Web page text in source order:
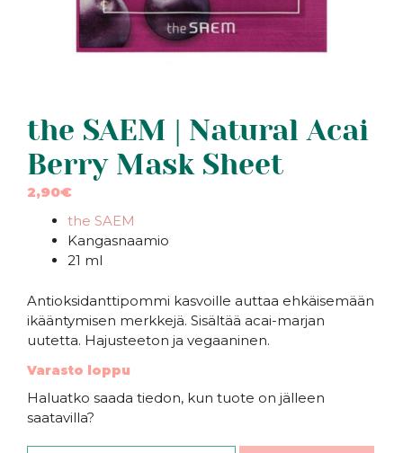
the SAEM | Natural Acai
Berry Mask Sheet
2,90€
the SAEM
Kangasnaamio
21 ml
Antioksidanttipommi kasvoille auttaa ehkäisemään
ikääntymisen merkkejä. Sisältää acai-marjan
uutetta. Hajusteeton ja vegaaninen.
Varasto loppu
Haluatko saada tiedon, kun tuote on jälleen
saatavilla?